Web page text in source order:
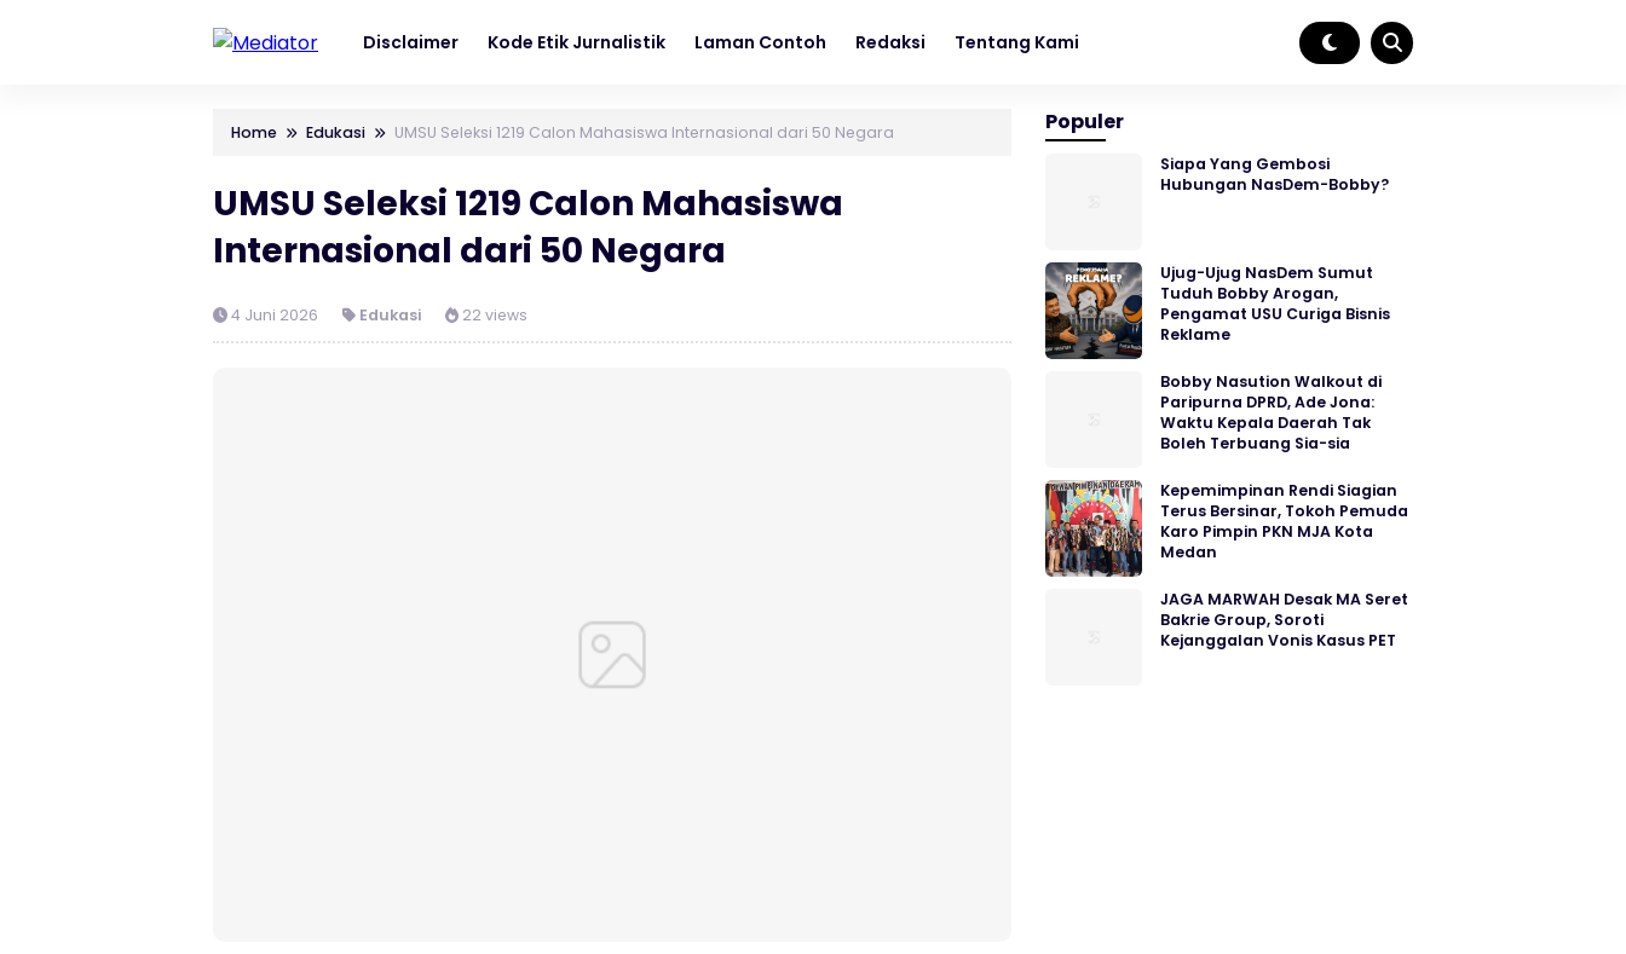
Disclaimer Kode Etik Jurnalistik Laman Contoh Redaksi Tentang Kami
Home Edukasi UMSU Seleksi 1219 Calon Mahasiswa Internasional dari 50 Negara
UMSU Seleksi 1219 Calon Mahasiswa
Internasional dari 50 Negara
4 Juni 2026 Edukasi 22 views
Populer
Siapa Yang Gembosi
Hubungan NasDem-Bobby?
Ujug-Ujug NasDem Sumut
Tuduh Bobby Arogan,
Pengamat USU Curiga Bisnis
Reklame
Bobby Nasution Walkout di
Paripurna DPRD, Ade Jona:
Waktu Kepala Daerah Tak
Boleh Terbuang Sia-sia
Kepemimpinan Rendi Siagian
Terus Bersinar, Tokoh Pemuda
Karo Pimpin PKN MJA Kota
Medan
JAGA MARWAH Desak MA Seret
Bakrie Group, Soroti
Kejanggalan Vonis Kasus PET